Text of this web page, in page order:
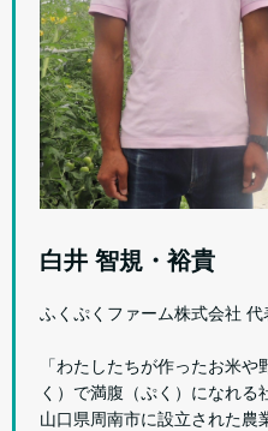
白井 智規・裕貴
ふくぷくファーム株式会社
「わたしたちが作ったお米
く）で満腹（ぷく）になれ
山口県周南市に設立された農